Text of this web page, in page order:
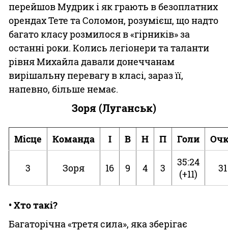
перейшов Мудрик і як грають в безоплатних
орендах Тете та Соломон, розумієш, що надто
багато класу розмилося в «гірників» за
останні роки. Колись легіонери та таланти
рівня Михайла давали донеччанам
вирішальну перевагу в класі, зараз її,
напевно, більше немає.
Зоря (Луганськ)
Місце Команда І В Н П Голи
3 Зоря 16 9 4 3
35:24
(+11)
31
• Хто такі?
Багаторічна «третя сила», яка зберігає